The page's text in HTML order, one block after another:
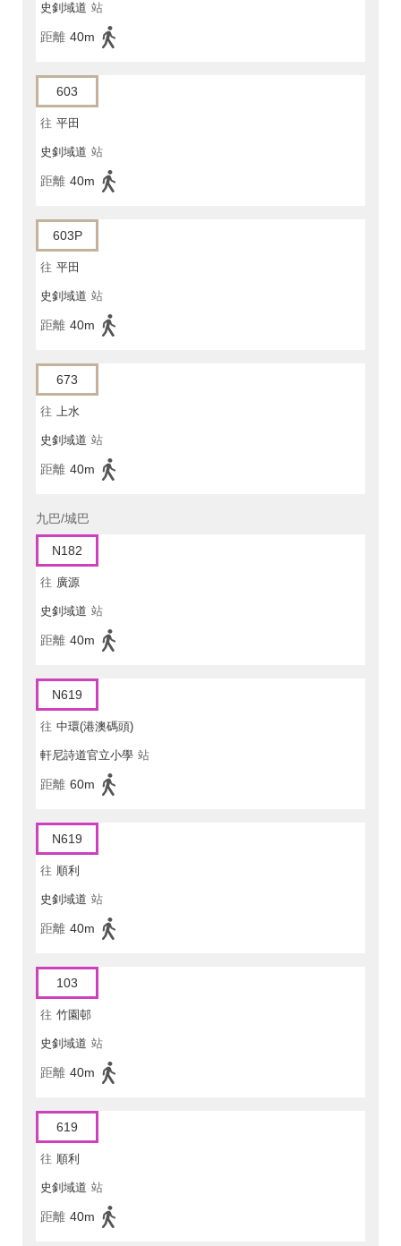
史釗域道 站
距離 40m
603
往 平田
史釗域道 站
距離 40m
603P
往 平田
史釗域道 站
距離 40m
673
往 上水
史釗域道 站
距離 40m
九巴/城巴
N182
往 廣源
史釗域道 站
距離 40m
N619
往 中環(港澳碼頭)
軒尼詩道官立小學 站
距離 60m
N619
往 順利
史釗域道 站
距離 40m
103
往 竹園邨
史釗域道 站
距離 40m
619
往 順利
史釗域道 站
距離 40m